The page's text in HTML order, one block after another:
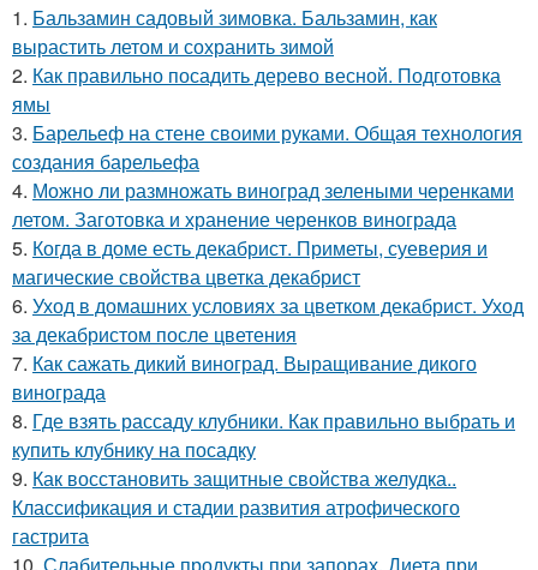
1. Бальзамин садовый зимовка. Бальзамин, как
вырастить летом и сохранить зимой
2. Как правильно посадить дерево весной. Подготовка
ямы
3. Барельеф на стене своими руками. Общая технология
создания барельефа
4. Можно ли размножать виноград зелеными черенками
летом. Заготовка и хранение черенков винограда
5. Когда в доме есть декабрист. Приметы, суеверия и
магические свойства цветка декабрист
6. Уход в домашних условиях за цветком декабрист. Уход
за декабристом после цветения
7. Как сажать дикий виноград. Выращивание дикого
винограда
8. Где взять рассаду клубники. Как правильно выбрать и
купить клубнику на посадку
9. Как восстановить защитные свойства желудка..
Классификация и стадии развития атрофического
гастрита